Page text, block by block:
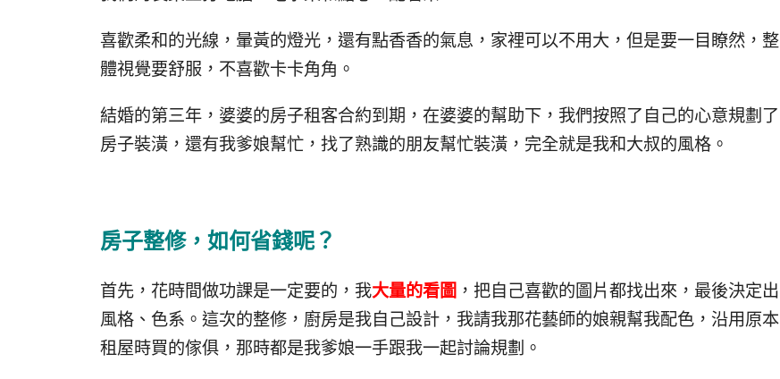
喜歡柔和的光線，暈黃的燈光，還有點香香的氣息，家裡可以不用大，但是要一目瞭然，整
體視覺要舒服，不喜歡卡卡角角。
結婚的第三年，婆婆的房子租客合約到期，在婆婆的幫助下，我們按照了自己的心意規劃了
房子裝潢，還有我爹娘幫忙，找了熟識的朋友幫忙裝潢，完全就是我和大叔的風格。
房子整修，如何省錢呢？
首先，花時間做功課是一定要的，我大量的看圖 ，把自己喜歡的圖片都找出來，最後決定出
風格、色系。這次的整修，廚房是我自己設計，我請我那花藝師的娘親幫我配色，沿用原本
租屋時買的傢俱，那時都是我爹娘一手跟我一起討論規劃。